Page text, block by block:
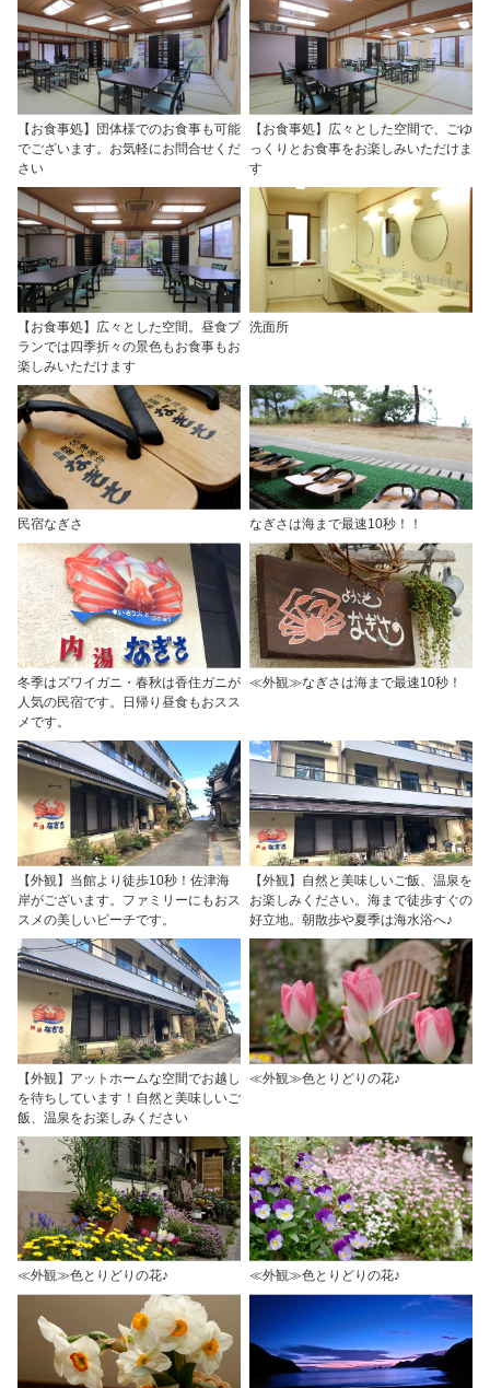
【お食事処】団体様でのお食事も可能
でございます。お気軽にお問合せくだ
さい
【お食事処】広々とした空間で、ごゆ
っくりとお食事をお楽しみいただけま
す
【お食事処】広々とした空間。昼食プ
ランでは四季折々の景色もお食事もお
楽しみいただけます
洗面所
民宿なぎさ なぎさは海まで最速10秒！！
冬季はズワイガニ・春秋は香住ガニが
人気の民宿です。日帰り昼食もおスス
メです。
≪外観≫なぎさは海まで最速10秒！
【外観】当館より徒歩10秒！佐津海
岸がございます。ファミリーにもおス
スメの美しいビーチです。
【外観】自然と美味しいご飯、温泉を
お楽しみください。海まで徒歩すぐの
好立地。朝散歩や夏季は海水浴へ♪
【外観】アットホームな空間でお越し
を待ちしています！自然と美味しいご
飯、温泉をお楽しみください
≪外観≫色とりどりの花♪
≪外観≫色とりどりの花♪ ≪外観≫色とりどりの花♪